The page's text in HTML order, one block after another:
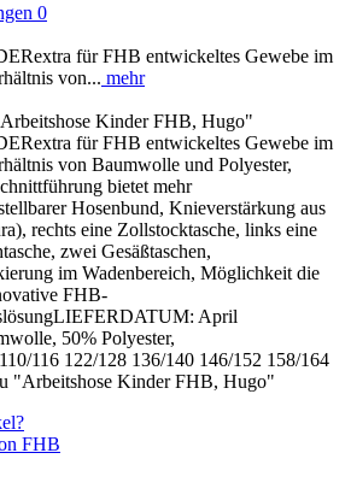
0
für FHB entwickeltes Gewebe im
von... mehr
Kinder FHB, Hugo"
für FHB entwickeltes Gewebe im
von Baumwolle und Polyester,
bietet mehr
Hosenbund, Knieverstärkung aus
rechts eine Zollstocktasche, links eine
zwei Gesäßtaschen,
im Wadenbereich, Möglichkeit die
FHB-
April
50% Polyester,
116 122/128 136/140 146/152 158/164
"Arbeitshose Kinder FHB, Hugo"
FHB